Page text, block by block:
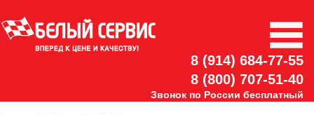
8 (914) 684-77-55
8 (800) 707-51-40
Звонок по России бесплатный